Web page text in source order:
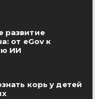
развитие
от eGov к
ИИ
корь у детей